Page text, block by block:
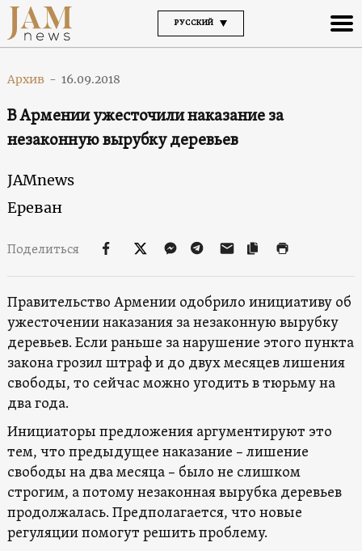
РУССКИЙ
Архив - 16.09.2018
В Армении ужесточили наказание за
незаконную вырубку деревьев
JAMnews
Ереван
Поделиться
Правительство Армении одобрило инициативу об
ужесточении наказания за незаконную вырубку
деревьев. Если раньше за нарушение этого пункта
закона грозил штраф и до двух месяцев лишения
свободы, то сейчас можно угодить в тюрьму на
два года.
Инициаторы предложения аргументируют это
тем, что предыдущее наказание – лишение
свободы на два месяца – было не слишком
строгим, а потому незаконная вырубка деревьев
продолжалась. Предполагается, что новые
регуляции помогут решить проблему.